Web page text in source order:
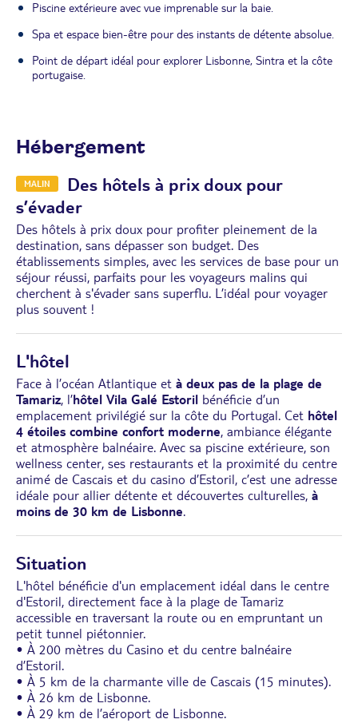
Piscine extérieure avec vue imprenable sur la baie.
Spa et espace bien-être pour des instants de détente absolue.
Point de départ idéal pour explorer Lisbonne, Sintra et la côte
portugaise.
Hébergement
MALIN
Des hôtels à prix doux pour
s’évader
Des hôtels à prix doux pour profiter pleinement de la
destination, sans dépasser son budget. Des
établissements simples, avec les services de base pour un
séjour réussi, parfaits pour les voyageurs malins qui
cherchent à s'évader sans superflu. L’idéal pour voyager
plus souvent !
L'hôtel
Face à l’océan Atlantique et à deux pas de la plage de
Tamariz, l’hôtel Vila Galé Estoril bénéficie d’un
emplacement privilégié sur la côte du Portugal. Cet hôtel
4 étoiles combine confort moderne, ambiance élégante
et atmosphère balnéaire. Avec sa piscine extérieure, son
wellness center, ses restaurants et la proximité du centre
animé de Cascais et du casino d’Estoril, c’est une adresse
idéale pour allier détente et découvertes culturelles, à
moins de 30 km de Lisbonne.
Situation
L'hôtel bénéficie d'un emplacement idéal dans le centre
d'Estoril, directement face à la plage de Tamariz
accessible en traversant la route ou en empruntant un
petit tunnel piétonnier.
• À 200 mètres du Casino et du centre balnéaire
d’Estoril.
• À 5 km de la charmante ville de Cascais (15 minutes).
• À 26 km de Lisbonne.
• À 29 km de l’aéroport de Lisbonne.